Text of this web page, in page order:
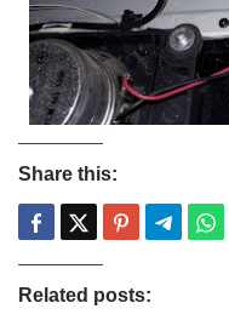
Share this:
Related posts: